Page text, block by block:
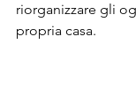
riorganizzare gli
propria casa.